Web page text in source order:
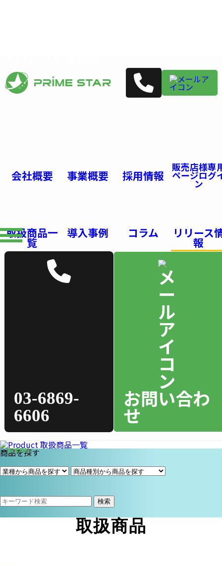
会社概要 事業概要 採用情報
販売店様専
ページログ
ン
取扱商品一
覧
導入事例 コラム リリース
報
03-6869-
6606
お問い合わ
せ
商品を探す
検索
取扱商品